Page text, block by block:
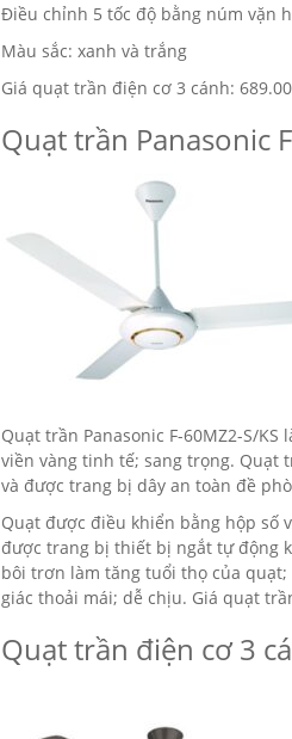
Điều chỉnh 5 tốc độ bằng núm vặn
Màu sắc: xanh và trắng
Giá quạt trần điện cơ 3 cánh:
Quạt trần Panasonic
Quạt trần Panasonic F-60MZ2-S/KS
viền vàng tinh tế; sang trọng. Quạt
và được trang bị dây an toàn đề
Quạt được điều khiển bằng hộp số
được trang bị thiết bị ngắt tự động
bôi trơn làm tăng tuổi thọ của
giác thoải mái; dễ chịu. Giá quạt
Quạt trần điện cơ 3